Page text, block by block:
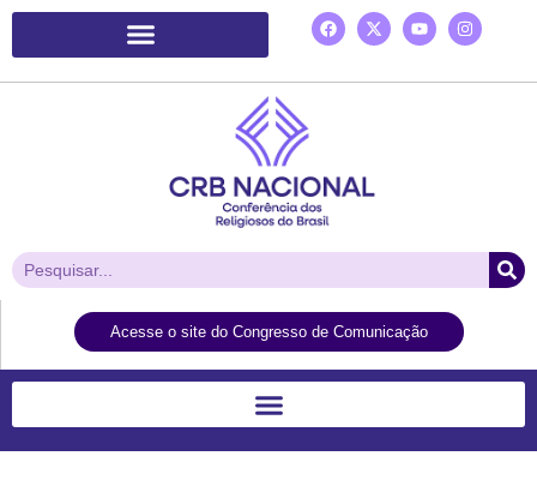
Acesse o site do Congresso de Comunicação